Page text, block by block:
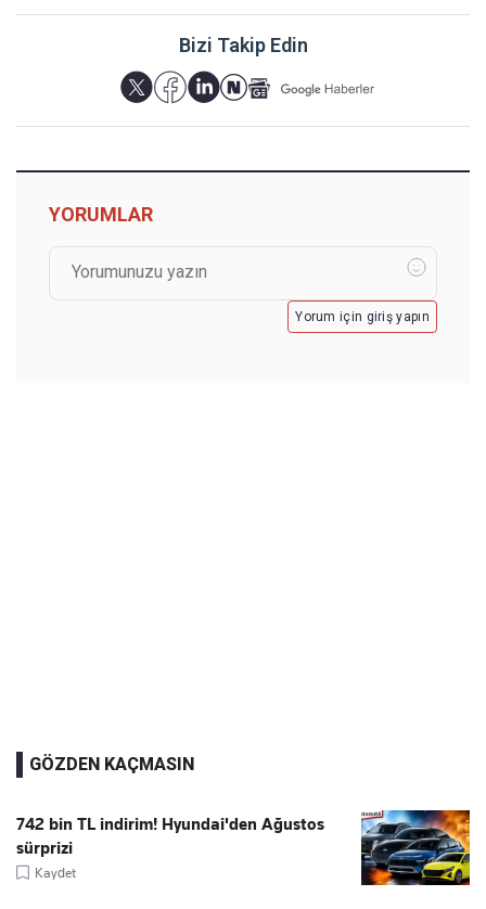
Bizi Takip Edin
YORUMLAR
Yorum için giriş yapın
GÖZDEN KAÇMASIN
742 bin TL indirim! Hyundai'den Ağustos
sürprizi
Kaydet